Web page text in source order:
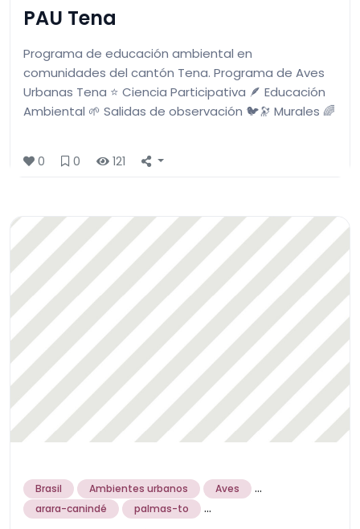
PAU Tena
Programa de educación ambiental en
comunidades del cantón Tena. Programa de Aves
Urbanas Tena ⭐️ Ciencia Participativa 🪶 Educación
Ambiental 🌱 Salidas de observación 🐦🔭 Murales 🌈
0 0 121
Brasil Ambientes urbanos Aves ...
arara-canindé palmas-to ...